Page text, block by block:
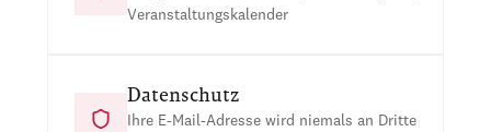
Veranstaltungskalender
Datenschutz
Ihre E-Mail-Adresse wird niemals an Dritte